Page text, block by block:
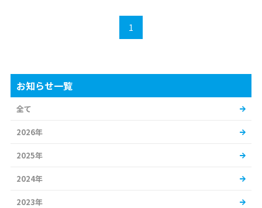
1
お知らせ一覧
全て
2026年
2025年
2024年
2023年